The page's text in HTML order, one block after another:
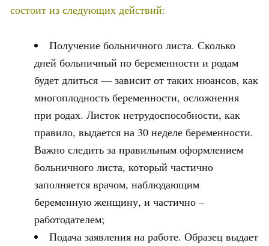
состоит из следующих действий:
Получение больничного листа. Сколько
дней больничный по беременности и родам
будет длиться — зависит от таких нюансов, как
многоплодность беременности, осложнения
при родах. Листок нетрудоспособности, как
правило, выдается на 30 неделе беременности.
Важно следить за правильным оформлением
больничного листа, который частично
заполняется врачом, наблюдающим
беременную женщину, и частично –
работодателем;
Подача заявления на работе. Образец выдает